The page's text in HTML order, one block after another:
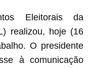
Eleitorais da
realizou, hoje (16
O presidente
à comunicação